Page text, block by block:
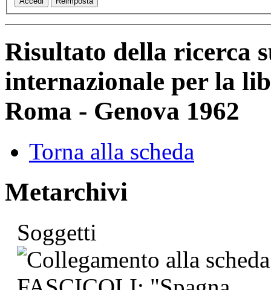
Risultato della ricerca
internazionale per la
Roma - Genova 1962
Torna alla scheda
Metarchivi
Soggetti